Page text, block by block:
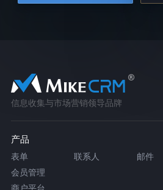
信息收集与市场营销领导品牌
产品
表单 联系人 邮件
会员管理
商户平台